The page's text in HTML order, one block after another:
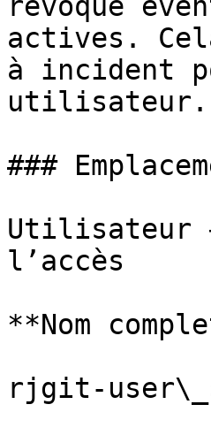
actives.
à incident
utilisateur.
###
Utilisateur
l’accès
**Nom
rjgit-